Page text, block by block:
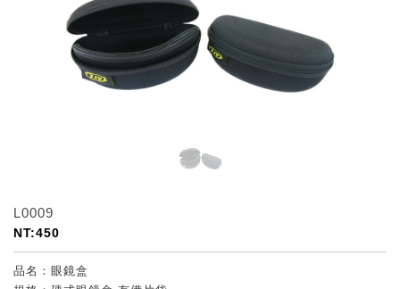
L0009
NT:450
品名：眼鏡盒